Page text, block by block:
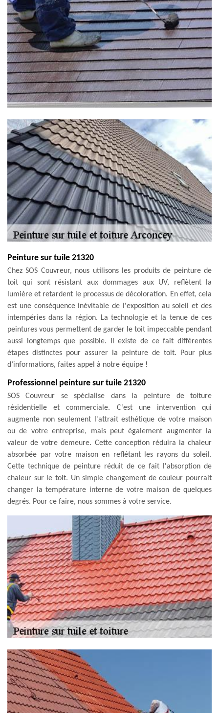
Peinture sur tuile 21320
Chez SOS Couvreur, nous utilisons les produits de peinture de
toit qui sont résistant aux dommages aux UV, reflètent la
lumière et retardent le processus de décoloration. En effet, cela
est une conséquence inévitable de l'exposition au soleil et des
intempéries dans la région. La technologie et la tenue de ces
peintures vous permettent de garder le toit impeccable pendant
aussi longtemps que possible. Il existe de ce fait différentes
étapes distinctes pour assurer la peinture de toit. Pour plus
d’informations, faites appel à notre équipe !
Professionnel peinture sur tuile 21320
SOS Couvreur se spécialise dans la peinture de toiture
résidentielle et commerciale. C’est une intervention qui
augmente non seulement l'attrait esthétique de votre maison
ou de votre entreprise, mais peut également augmenter la
valeur de votre demeure. Cette conception réduira la chaleur
absorbée par votre maison en reflétant les rayons du soleil.
Cette technique de peinture réduit de ce fait l'absorption de
chaleur sur le toit. Un simple changement de couleur pourrait
changer la température interne de votre maison de quelques
degrés. Pour ce faire, nous sommes à votre service.